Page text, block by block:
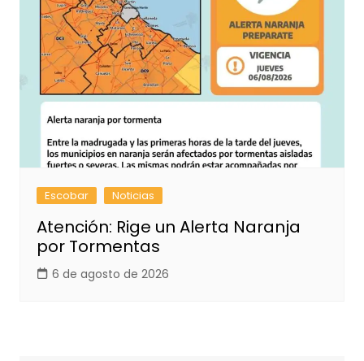
Escobar Noticias
Atención: Rige un Alerta Naranja
por Tormentas
6 de agosto de 2026